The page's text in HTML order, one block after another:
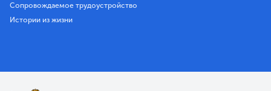
Сопровождаемое трудоустройство
Истории из жизни